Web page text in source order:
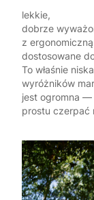
lekkie,
dobrze
z
dostosowane
To właśnie
wyróżników
jest ogromna —
prostu czerpać